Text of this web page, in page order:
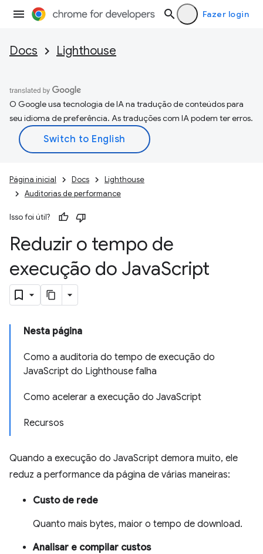
Fazer login
Docs Lighthouse
O Google usa tecnologia de IA na tradução de conteúdos para
seu idioma de preferência. As traduções com IA podem ter erros.
Página inicial Docs
Lighthouse
Auditorias de performance
Isso foi útil?
Reduzir o tempo de
execução do JavaScript
Nesta página
Como a auditoria do tempo de execução do
JavaScript do Lighthouse falha
Como acelerar a execução do JavaScript
Recursos
Quando a execução do JavaScript demora muito, ele
reduz a performance da página de várias maneiras:
Custo de rede
Quanto mais bytes, maior o tempo de download.
Analisar e compilar custos